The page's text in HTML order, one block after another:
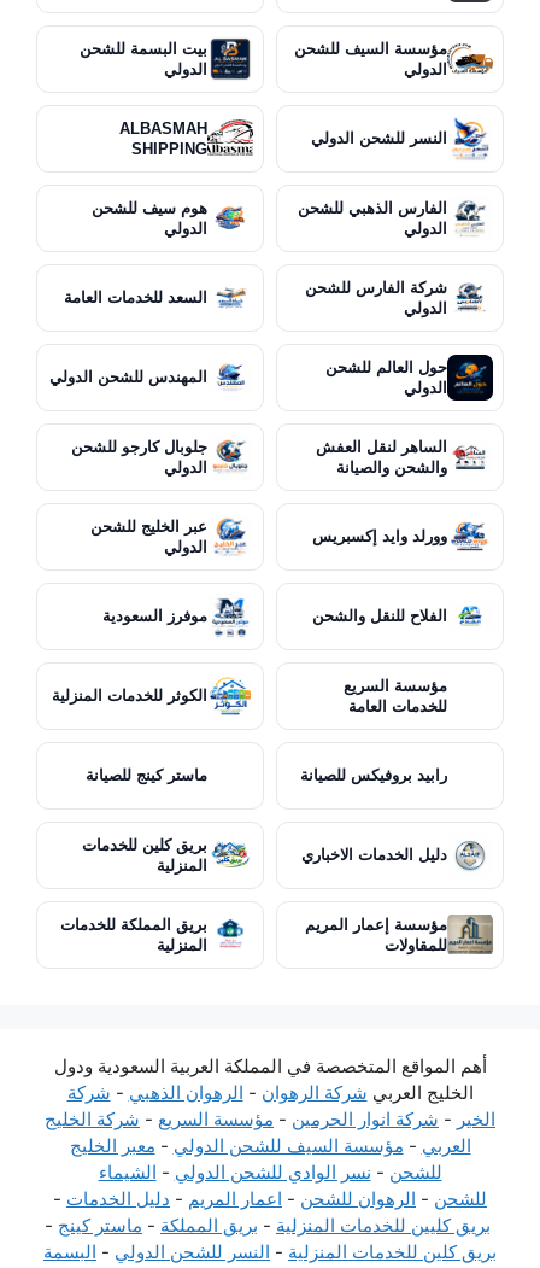
مؤسسة السيف للشحن
الدولي
بيت البسمة للشحن
الدولي
النسر للشحن الدولي
ALBASMAH
SHIPPING
الفارس الذهبي للشحن
الدولي
هوم سيف للشحن
الدولي
شركة الفارس للشحن
الدولي
السعد للخدمات العامة
حول العالم للشحن
الدولي
المهندس للشحن الدولي
الساهر لنقل العفش
والشحن والصيانة
جلوبال كارجو للشحن
الدولي
وورلد وايد إكسبريس
عبر الخليج للشحن
الدولي
الفلاح للنقل والشحن موفرز السعودية
مؤسسة السريع
للخدمات العامة
الكوثر للخدمات المنزلية
رابيد بروفيكس للصيانة ماستر كينج للصيانة
دليل الخدمات الاخباري
بريق كلين للخدمات
المنزلية
مؤسسة إعمار المريم
للمقاولات
بريق المملكة للخدمات
المنزلية
أهم المواقع المتخصصة في المملكة العربية السعودية ودول
الخليج العربي شركة الرهوان - الرهوان الذهبي - شركة
الخير - شركة انوار الحرمين - مؤسسة السريع - شركة الخليج
العربي - مؤسسة السيف للشحن الدولي - معبر الخليج
للشحن - نسر الوادي للشحن الدولي - الشيماء
للشحن - الرهوان للشحن - اعمار المريم - دليل الخدمات -
بريق كليين للخدمات المنزلية - بريق المملكة - ماستر كينج -
بريق كلين للخدمات المنزلية - النسر للشحن الدولي - البسمة